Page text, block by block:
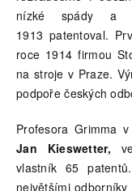
nízké spády a
1913 patentoval.
roce 1914 firmou
na stroje v Praze.
podpoře českých
Profesora Grimma
Jan Kieswetter,
vlastník 65
největšími